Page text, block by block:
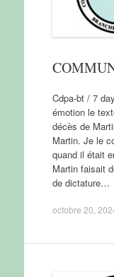
Cdpa-bt / 7
émotion le
décès de
Martin. Je le
quand il était
Martin faisait
de dictature…
octobre 20,